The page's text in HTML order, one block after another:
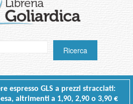
espresso GLS a prezzi stracciati:
altrimenti a 1,90, 2,90 o 3,90 €